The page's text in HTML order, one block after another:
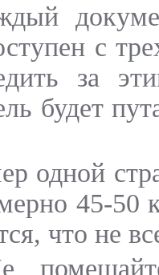
с
за
будет
одной
45-50
что не